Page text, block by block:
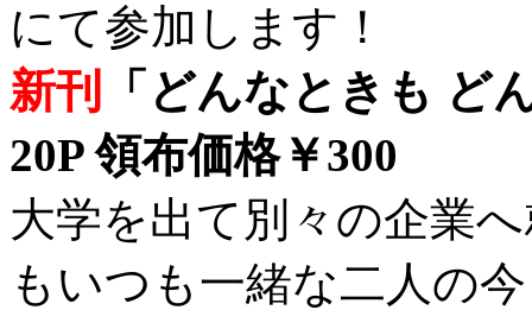
にて参加します！
新刊
「どんなときも ど
20P 領布価格￥300
大学を出て別々の企業
もいつも一緒な二人の